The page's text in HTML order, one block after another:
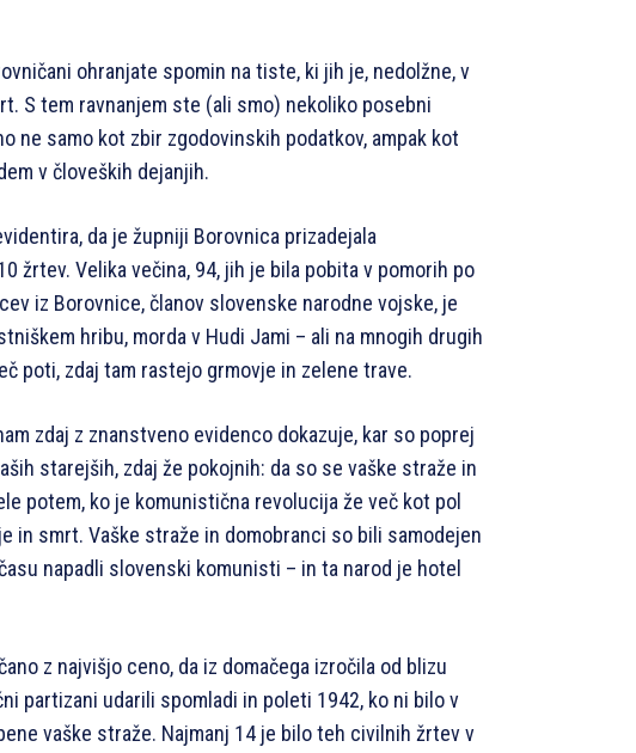
ohranjate spomin na tiste, ki jih je, nedolžne, v
S tem ravnanjem ste (ali smo) nekoliko posebni
ne samo kot zbir zgodovinskih podatkov, ampak kot
v človeških dejanjih.
da je župniji Borovnica prizadejala
žrtev. Velika večina, 94, jih je bila pobita v pomorih po
iz Borovnice, članov slovenske narodne vojske, je
hribu, morda v Hudi Jami – ali na mnogih drugih
poti, zdaj tam rastejo grmovje in zelene trave.
zdaj z znanstveno evidenco dokazuje, kar so poprej
starejših, zdaj že pokojnih: da so se vaške straže in
potem, ko je komunistična revolucija že več kot pol
in smrt. Vaške straže in domobranci so bili samodejen
napadli slovenski komunisti – in ta narod je hotel
z najvišjo ceno, da iz domačega izročila od blizu
partizani udarili spomladi in poleti 1942, ko ni bilo v
vaške straže. Najmanj 14 je bilo teh civilnih žrtev v